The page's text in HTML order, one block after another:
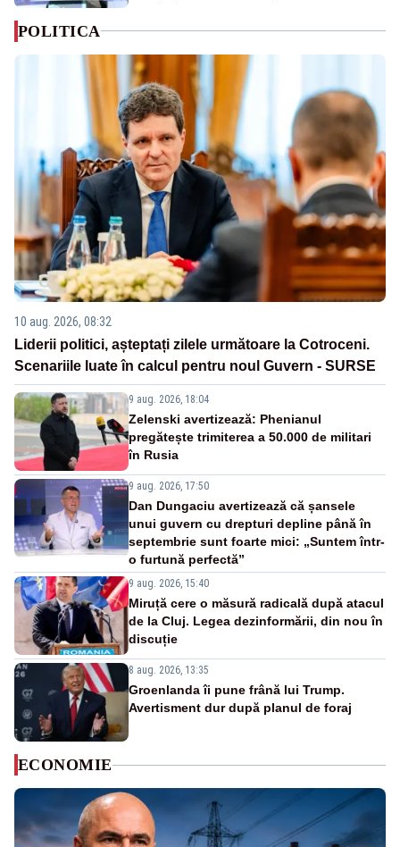
POLITICA
10 aug. 2026, 08:32
Liderii politici, așteptați zilele următoare la Cotroceni.
Scenariile luate în calcul pentru noul Guvern - SURSE
9 aug. 2026, 18:04
Zelenski avertizează: Phenianul
pregătește trimiterea a 50.000 de militari
în Rusia
9 aug. 2026, 17:50
Dan Dungaciu avertizează că șansele
unui guvern cu drepturi depline până în
septembrie sunt foarte mici: „Suntem într-
o furtună perfectă”
9 aug. 2026, 15:40
Miruță cere o măsură radicală după atacul
de la Cluj. Legea dezinformării, din nou în
discuție
8 aug. 2026, 13:35
Groenlanda îi pune frână lui Trump.
Avertisment dur după planul de foraj
ECONOMIE